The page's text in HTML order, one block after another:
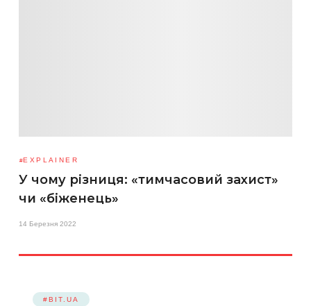
EXPLAINER
У чому різниця: «тимчасовий захист»
чи «біженець»
14 Березня 2022
#BIT.UA